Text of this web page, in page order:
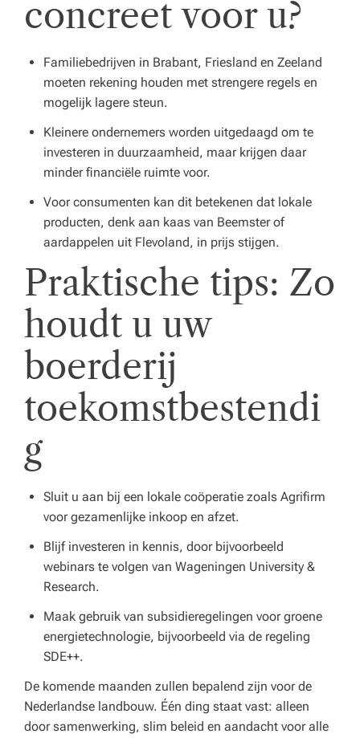
concreet voor u?
Familiebedrijven in Brabant, Friesland en Zeeland
moeten rekening houden met strengere regels en
mogelijk lagere steun.
Kleinere ondernemers worden uitgedaagd om te
investeren in duurzaamheid, maar krijgen daar
minder financiële ruimte voor.
Voor consumenten kan dit betekenen dat lokale
producten, denk aan kaas van Beemster of
aardappelen uit Flevoland, in prijs stijgen.
Praktische tips: Zo
houdt u uw
boerderij
toekomstbestendi
g
Sluit u aan bij een lokale coöperatie zoals Agrifirm
voor gezamenlijke inkoop en afzet.
Blijf investeren in kennis, door bijvoorbeeld
webinars te volgen van Wageningen University &
Research.
Maak gebruik van subsidieregelingen voor groene
energietechnologie, bijvoorbeeld via de regeling
SDE++.
De komende maanden zullen bepalend zijn voor de
Nederlandse landbouw. Één ding staat vast: alleen
door samenwerking, slim beleid en aandacht voor alle